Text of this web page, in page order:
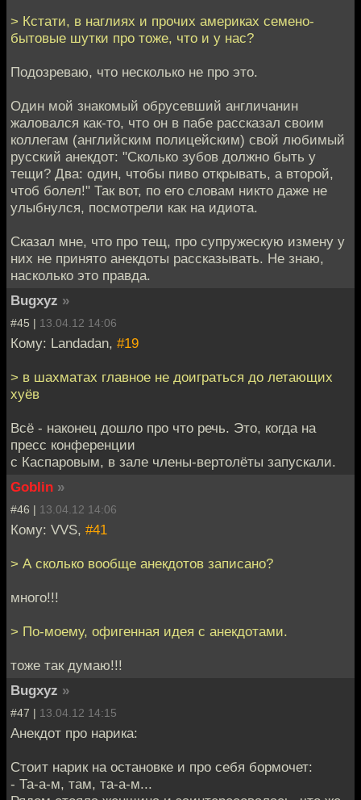
> Кстати, в наглиях и прочих америках семено-
бытовые шутки про тоже, что и у нас?
Подозреваю, что несколько не про это.
Один мой знакомый обрусевший англичанин
жаловался как-то, что он в пабе рассказал своим
коллегам (английским полицейским) свой любимый
русский анекдот: "Сколько зубов должно быть у
тещи? Два: один, чтобы пиво открывать, а второй,
чтоб болел!" Так вот, по его словам никто даже не
улыбнулся, посмотрели как на идиота.
Сказал мне, что про тещ, про супружескую измену у
них не принято анекдоты рассказывать. Не знаю,
насколько это правда.
Bugxyz »
#45 | 13.04.12 14:06
Кому: Landadan, #19
> в шахматах главное не доиграться до летающих
хуёв
Всё - наконец дошло про что речь. Это, когда на
пресс конференции
с Каспаровым, в зале члены-вертолёты запускали.
Goblin »
#46 | 13.04.12 14:06
Кому: VVS, #41
> А сколько вообще анекдотов записано?
много!!!
> По-моему, офигенная идея с анекдотами.
тоже так думаю!!!
Bugxyz »
#47 | 13.04.12 14:15
Анекдот про нарика:
Стоит нарик на остановке и про себя бормочет:
- Та-а-м, там, та-а-м...